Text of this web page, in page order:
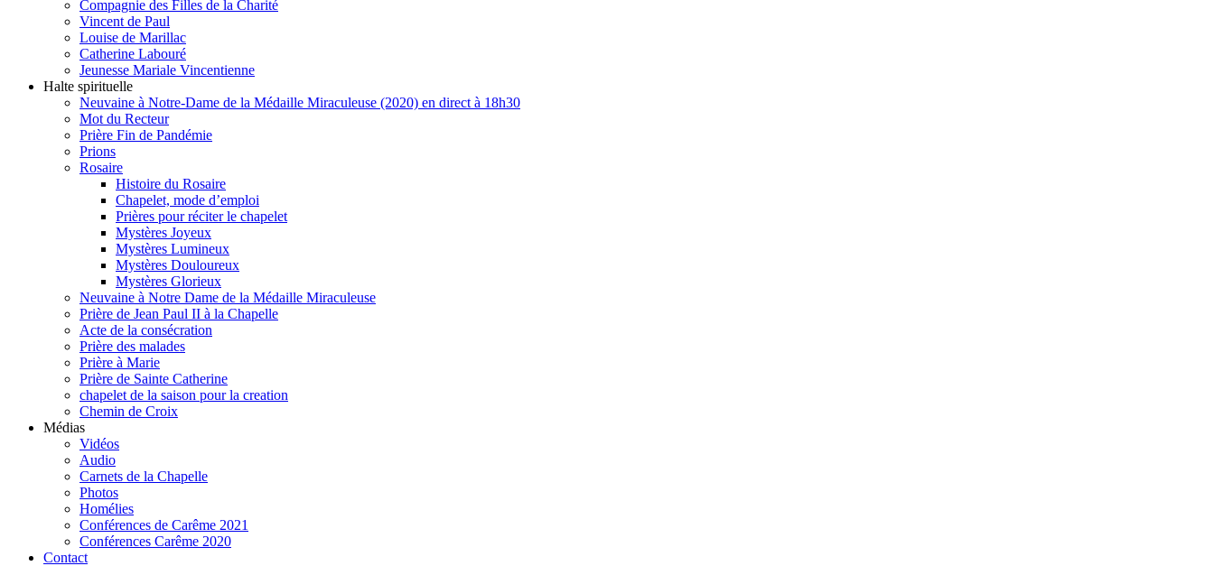
Compagnie des Filles de la Charité
Vincent de Paul
Louise de Marillac
Catherine Labouré
Jeunesse Mariale Vincentienne
Halte spirituelle
Neuvaine à Notre-Dame de la Médaille Miraculeuse (2020) en direct à 18h30
Mot du Recteur
Prière Fin de Pandémie
Prions
Rosaire
Histoire du Rosaire
Chapelet, mode d’emploi
Prières pour réciter le chapelet
Mystères Joyeux
Mystères Lumineux
Mystères Douloureux
Mystères Glorieux
Neuvaine à Notre Dame de la Médaille Miraculeuse
Prière de Jean Paul II à la Chapelle
Acte de la consécration
Prière des malades
Prière à Marie
Prière de Sainte Catherine
chapelet de la saison pour la creation
Chemin de Croix
Médias
Vidéos
Audio
Carnets de la Chapelle
Photos
Homélies
Conférences de Carême 2021
Conférences Carême 2020
Contact